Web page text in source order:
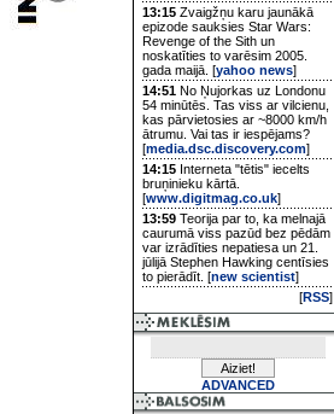
13:15 Zvaigžņu karu jaunākā
epizode sauksies Star Wars:
Revenge of the Sith un
noskatīties to varēsim 2005.
gada maijā. [yahoo news]
14:51 No Ņujorkas uz Londonu
54 minūtēs. Tas viss ar vilcienu,
kas pārvietosies ar ~8000 km/h
ātrumu. Vai tas ir iespējams?
[media.dsc.discovery.com]
14:15 Interneta "tētis" iecelts
bruņinieku kārtā.
[www.digitmag.co.uk]
13:59 Teorija par to, ka melnajā
caurumā viss pazūd bez pēdām
var izrādīties nepatiesa un 21.
jūlijā Stephen Hawking centīsies
to pierādīt. [new scientist]
[RSS]
ADVANCED